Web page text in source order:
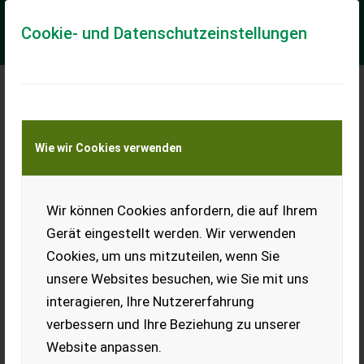
Cookie- und Datenschutzeinstellungen
Wie wir Cookies verwenden
Wir können Cookies anfordern, die auf Ihrem
Gerät eingestellt werden. Wir verwenden
Cookies, um uns mitzuteilen, wenn Sie
unsere Websites besuchen, wie Sie mit uns
interagieren, Ihre Nutzererfahrung
verbessern und Ihre Beziehung zu unserer
Website anpassen.
Meine Transportkostenanfrage
Transport von Land- und Baumaschinen –
KEINE Tiertransporte
Steyr Ladewagen 17
m³
Inkl. Gelenkswelle.
EUR 0